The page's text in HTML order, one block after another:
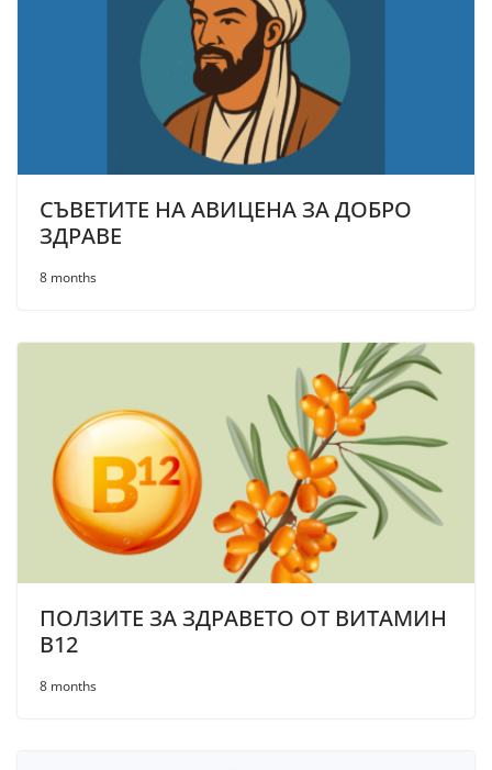
СЪВЕТИТЕ НА АВИЦЕНА ЗА ДОБРО
ЗДРАВЕ
8 months
ПОЛЗИТЕ ЗА ЗДРАВЕТО ОТ ВИТАМИН
B12
8 months